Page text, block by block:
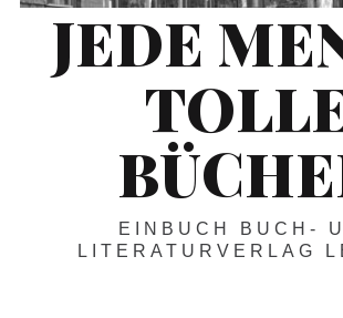
JEDE
EINBUCH BUCH-
LITERATURVERLAG